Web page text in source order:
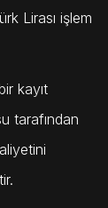
Lirası işlem
kayıt
tarafından